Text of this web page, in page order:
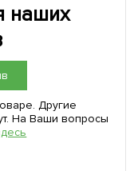
наших
Другие
На Ваши вопросы